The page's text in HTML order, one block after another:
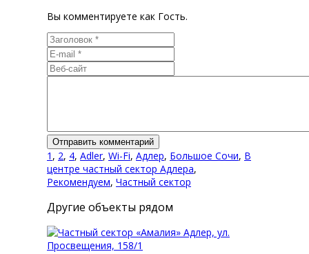
Вы комментируете как Гость.
1 , 2, 4, Adler, Wi-Fi, Адлер, Большое Сочи, В
центре частный сектор Адлера,
Рекомендуем, Частный сектор
Другие объекты рядом